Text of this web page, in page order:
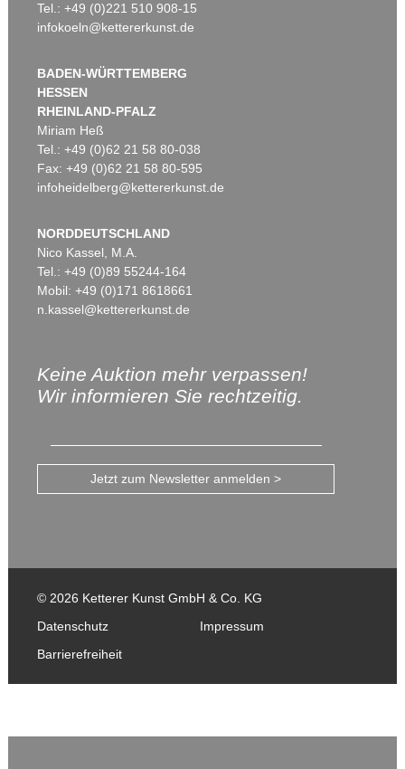
Tel.: +49 (0)221 510 908-15
infokoeln@kettererkunst.de
BADEN-WÜRTTEMBERG
HESSEN
RHEINLAND-PFALZ
Miriam Heß
Tel.: +49 (0)62 21 58 80-038
Fax: +49 (0)62 21 58 80-595
infoheidelberg@kettererkunst.de
NORDDEUTSCHLAND
Nico Kassel, M.A.
Tel.: +49 (0)89 55244-164
Mobil: +49 (0)171 8618661
n.kassel@kettererkunst.de
Keine Auktion mehr verpassen!
Wir informieren Sie rechtzeitig.
Jetzt zum Newsletter anmelden >
© 2026 Ketterer Kunst GmbH & Co. KG
Datenschutz
Impressum
Barrierefreiheit